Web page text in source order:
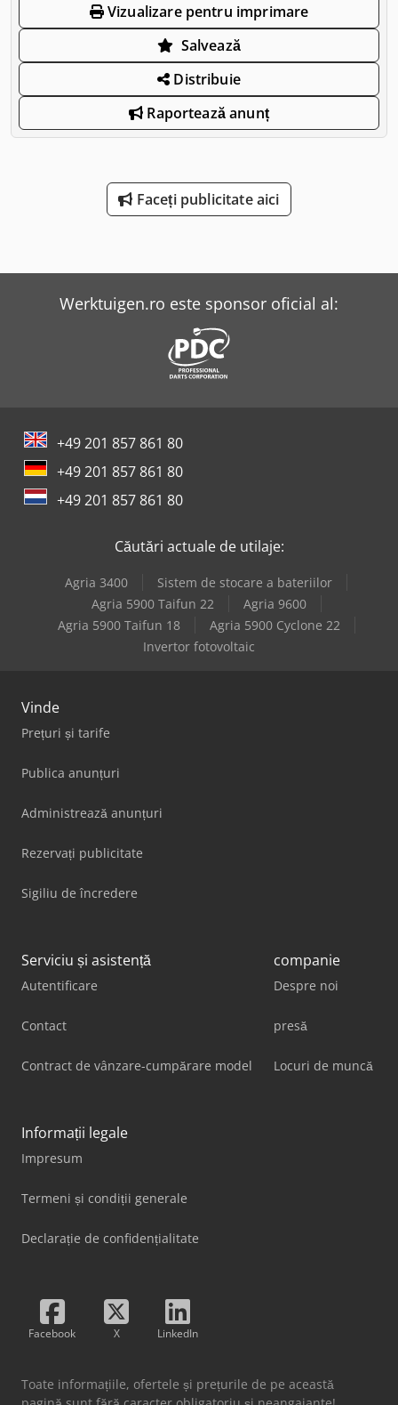
Vizualizare pentru imprimare
Salvează
Distribuie
Raportează anunț
Faceți publicitate aici
Werktuigen.ro este sponsor oficial al:
+49 201 857 861 80
+49 201 857 861 80
+49 201 857 861 80
Căutări actuale de utilaje:
Agria 3400
Sistem de stocare a bateriilor
Agria 5900 Taifun 22
Agria 9600
Agria 5900 Taifun 18
Agria 5900 Cyclone 22
Invertor fotovoltaic
Vinde
Prețuri și tarife
Publica anunțuri
Administrează anunțuri
Rezervați publicitate
Sigiliu de încredere
Serviciu și asistență
Autentificare
Contact
Contract de vânzare-cumpărare model
companie
Despre noi
presă
Locuri de muncă
Informații legale
Impresum
Termeni și condiții generale
Declarație de confidențialitate
Facebook X LinkedIn
Toate informațiile, ofertele și prețurile de pe această